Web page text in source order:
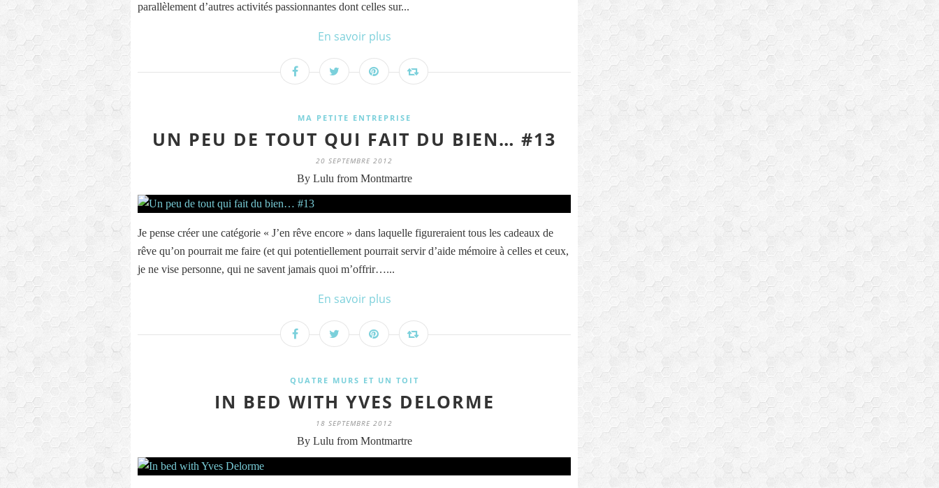
parallèlement d’autres activités passionnantes dont celles sur...
En savoir plus
MA PETITE ENTREPRISE
UN PEU DE TOUT QUI FAIT DU BIEN… #13
20 SEPTEMBRE 2012
By Lulu from Montmartre
Je pense créer une catégorie « J’en rêve encore » dans laquelle figureraient tous les cadeaux de
rêve qu’on pourrait me faire (et qui potentiellement pourrait servir d’aide mémoire à celles et ceux,
je ne vise personne, qui ne savent jamais quoi m’offrir…...
En savoir plus
QUATRE MURS ET UN TOIT
IN BED WITH YVES DELORME
18 SEPTEMBRE 2012
By Lulu from Montmartre